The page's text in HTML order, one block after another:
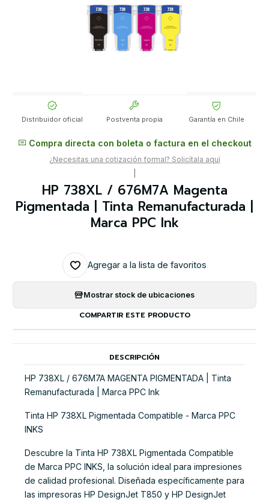
Distribuidor oficial Postventa propia Garantía en Chile
Compra directa con boleta o factura en el checkout
¿Necesitas una cotización formal? Solicítala aquí
HP 738XL / 676M7A Magenta
Pigmentada | Tinta Remanufacturada |
Marca PPC Ink
Agregar a la lista de favoritos
Mostrar stock de ubicaciones
COMPARTIR ESTE PRODUCTO
DESCRIPCIÓN
HP 738XL / 676M7A MAGENTA PIGMENTADA | Tinta
Remanufacturada | Marca PPC Ink
Tinta HP 738XL Pigmentada Compatible - Marca PPC
INKS
Descubre la Tinta HP 738XL Pigmentada Compatible
de Marca PPC INKS, la solución ideal para impresiones
de calidad profesional. Diseñada específicamente para
las impresoras HP DesignJet T850 y HP DesignJet